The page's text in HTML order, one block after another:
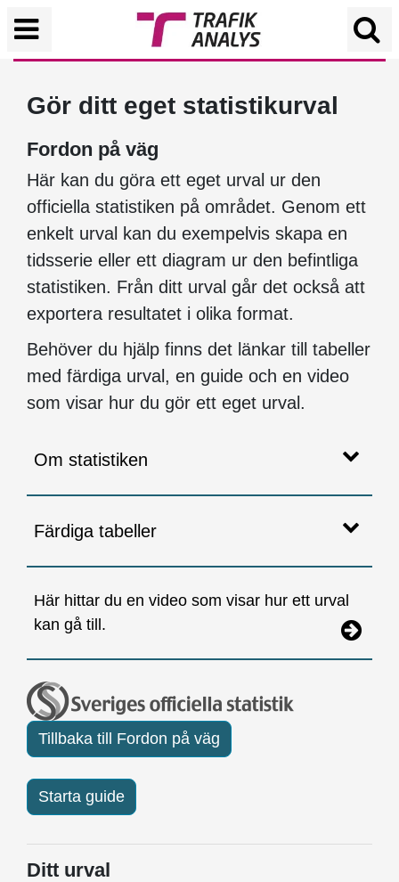
Gör ditt eget statistikurval
Fordon på väg
Här kan du göra ett eget urval ur den
officiella statistiken på området. Genom ett
enkelt urval kan du exempelvis skapa en
tidsserie eller ett diagram ur den befintliga
statistiken. Från ditt urval går det också att
exportera resultatet i olika format.
Behöver du hjälp finns det länkar till tabeller
med färdiga urval, en guide och en video
som visar hur du gör ett eget urval.
Om statistiken
Färdiga tabeller
Här hittar du en video som visar hur ett urval
kan gå till.
Tillbaka till Fordon på väg
Starta guide
Ditt urval